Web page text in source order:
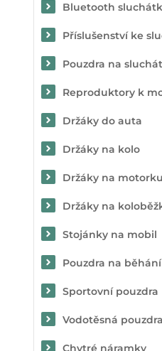
Bluetooth
Příslušenství ke
Pouzdra na
Reproduktory k
Držáky do auta
Držáky na kolo
Držáky na motorku
Držáky na
Stojánky na mobil
Pouzdra na běhání
Sportovní pouzdra
Vodotěsná pouzdra
Chytré náramky